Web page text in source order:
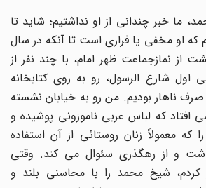
ما خبر چندانی از او نداشتیم؛ شاید تا
که او مخفی یا فراری است تا آنکه در سال
از نمازجماعت ظهر امام، با چند نفر از
اول شارع الرسول، رو به روی کتابخانه
ناهار بودیم. من رو به خیابان نشسته
که لباس عربی ناموزونی پوشیده و
معمولاً زنان روستائی از آن استفاده
و از رهگذری سئوال می‌ کند. وقتی
کردم، شیخ محمد را با محاسنی بلند و